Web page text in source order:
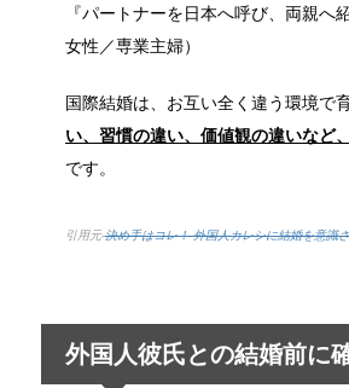
毎日家事や育児に忙し
車の免許証の取得
『パートナーを日本へ呼び、両親
女性／専業主婦）
国際結婚は、お互い全く違う環境で
い、習慣の違い、価値観の違いなど
です。
引用元-決め手はコレ！ 外国人カレシに結婚を意識
外国人彼氏との結婚前に